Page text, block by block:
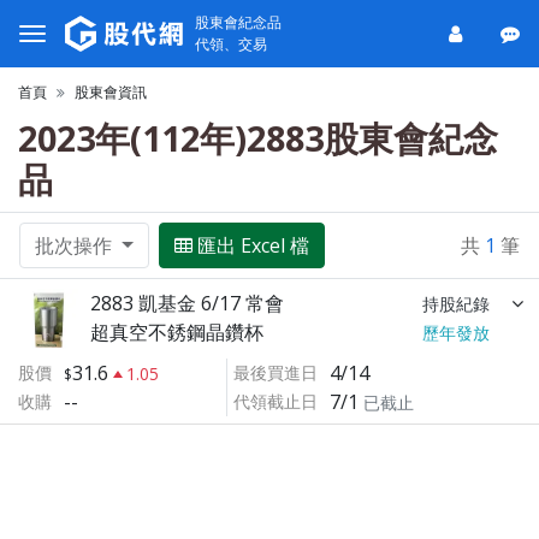
股東會紀念品
代領、交易
首頁 股東會資訊
2023年(112年)2883股東會紀念
品
批次操作 匯出 Excel 檔 共 1 筆
2883 凱基金 6/17 常會 持股紀錄
超真空不銹鋼晶鑽杯
歷年發放
股價
31.6
1.05
收購 --
最後買進日 4/14
代領截止日 7/1 已截止